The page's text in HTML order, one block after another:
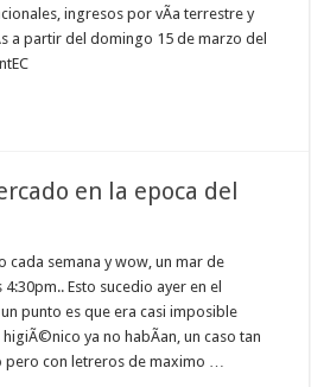
ingresos por vÃ­a terrestre y
a partir del domingo 15 de marzo del
en la epoca del
cada semana y wow, un mar de
Esto sucedio ayer en el
punto es que era casi imposible
ya no habÃ­an, un caso tan
pero con letreros de maximo …